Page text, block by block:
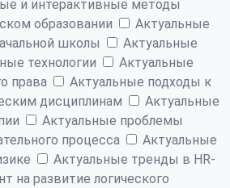
и интерактивные методы
образовании
Актуальные
школы
Актуальные
технологии
Актуальные
права
Актуальные подходы к
дисциплинам
Актуальные
Актуальные проблемы
процесса
Актуальные
Актуальные тренды в HR-
на развитие логического